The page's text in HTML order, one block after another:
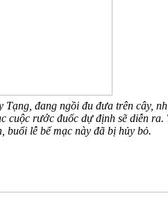
Tạng, đang ngồi đu đưa trên cây,
cuộc rước đuốc dự định sẽ diễn ra.
buổi lễ bế mạc này đã bị hủy bỏ.